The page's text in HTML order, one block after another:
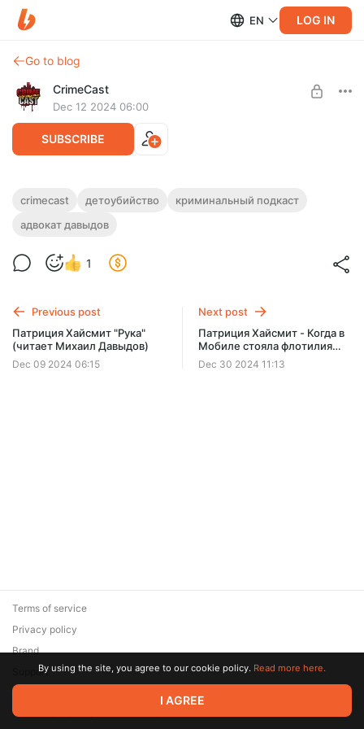
EN LOG IN
Go to blog
CrimeCast
Dec 12 2024 06:00
SUBSCRIBE
Неонатицид
Ранний доступ к третьей, заключительной части серии про
новорожденных
crimecast детоубийство
криминальный подкаст
адвокат давыдов
1
Previous post
Патриция Хайсмит "Рука"
(читает Михаил Давыдов)
Dec 09 2024 06:15
Next post
Патриция Хайсмит - Когда в
Мобиле стояла флотилия
(чит. Михаил Давыдов)
Dec 30 2024 11:13
© 2026 Zaya Solutions Limited. All rights reserved. All trademarks
are the property of their respective owners.
Terms of service
Privacy policy
Brand
SupportBy using the site, you agree to our cookie policy. Read more here.
I AGREE